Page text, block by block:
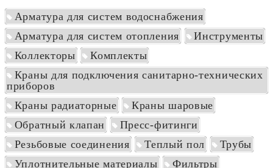
Арматура для систем водоснабжения
Арматура для систем отопления
Инструменты
Коллекторы
Комплекты
Краны для подключения санитарно-технических
приборов
Краны радиаторные
Краны шаровые
Обратный клапан
Пресс-фитинги
Резьбовые соединения
Теплый пол
Трубы
Уплотнительные материалы
Фильтры